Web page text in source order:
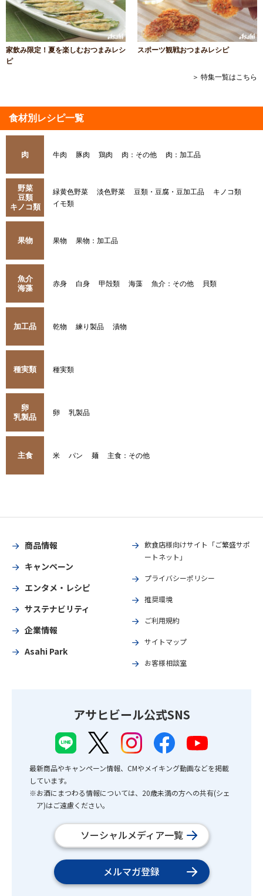
家飲み限定！夏を楽しむおつまみレシ
ピ
スポーツ観戦おつまみレシピ
＞ 特集一覧はこちら
食材別レシピ一覧
肉 牛肉 豚肉 鶏肉 肉：その他 肉：加工品
野菜
豆類
キノコ類
緑黄色野菜 淡色野菜 豆類・豆腐・豆加工品
キノコ類
イモ類
果物 果物 果物：加工品
魚介
海藻
赤身 白身 甲殻類 海藻 魚介：その他 貝類
加工品 乾物 練り製品 漬物
種実類 種実類
卵
乳製品
卵 乳製品
主食 米 パン 麺 主食：その他
商品情報
キャンペーン
エンタメ・レシピ
サステナビリティ
企業情報
Asahi Park
飲食店様向けサイト「ご繁盛サポ
ートネット」
プライバシーポリシー
推奨環境
ご利用規約
サイトマップ
お客様相談室
アサヒビール公式SNS
最新商品やキャンペーン情報、CMやメイキング動画などを掲載
しています。
※お酒にまつわる情報については、20歳未満の方への共有(シェ
ア)はご遠慮ください。
ソーシャルメディア一覧
メルマガ登録